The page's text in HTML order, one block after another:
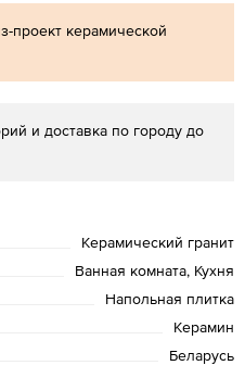
проект керамической
и доставка по городу до
Керамический гранит
Ванная комната, Кухня
Напольная плитка
Керамин
Беларусь